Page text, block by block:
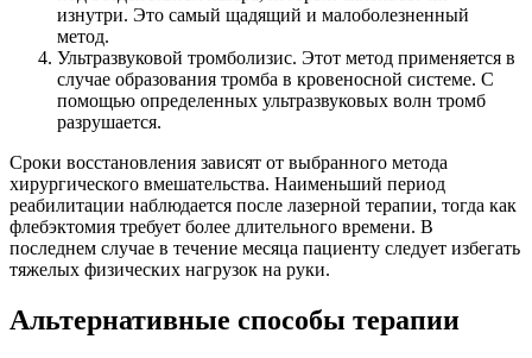
изнутри. Это самый щадящий и малоболезненный
метод.
Ультразвуковой тромболизис. Этот метод применяется в
случае образования тромба в кровеносной системе. С
помощью определенных ультразвуковых волн тромб
разрушается.
Сроки восстановления зависят от выбранного метода
хирургического вмешательства. Наименьший период
реабилитации наблюдается после лазерной терапии, тогда как
флебэктомия требует более длительного времени. В
последнем случае в течение месяца пациенту следует избегать
тяжелых физических нагрузок на руки.
Альтернативные способы терапии